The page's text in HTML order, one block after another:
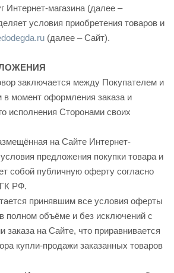
Интернет-магазина (далее –
условия приобретения товаров и
(далее – Сайт).
заключается между Покупателем и
в момент оформления заказа и
исполнения Сторонами своих
на Сайте Интернет-
предложения покупки товара и
собой публичную оферту согласно
ГК РФ.
принявшим все условия оферты
полном объёме и без исключений с
заказа на Сайте, что приравнивается
купли-продажи заказанных товаров